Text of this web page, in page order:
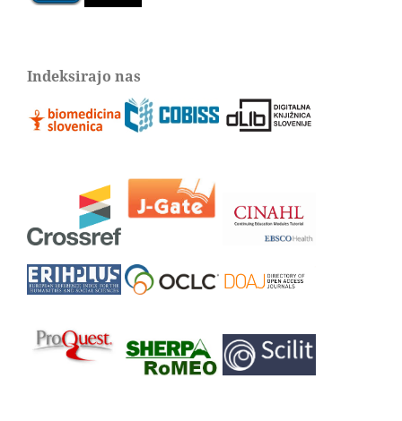
Indeksirajo nas